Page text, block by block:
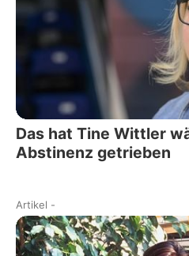
Das hat Tine Wittler
Abstinenz getrieben
Artikel -